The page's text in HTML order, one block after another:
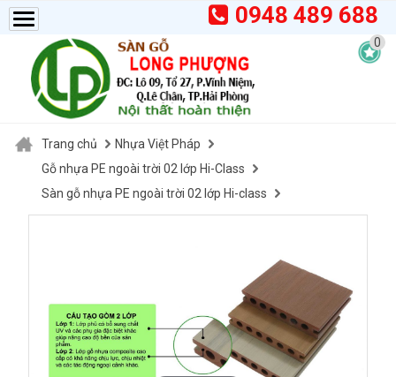
0948 489 688
0
Trang chủ
Nhựa Việt Pháp
Gỗ nhựa PE ngoài trời 02 lớp Hi-Class
Sàn gỗ nhựa PE ngoài trời 02 lớp Hi-class